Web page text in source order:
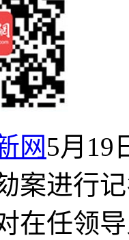
网5月19
案进行
在任领